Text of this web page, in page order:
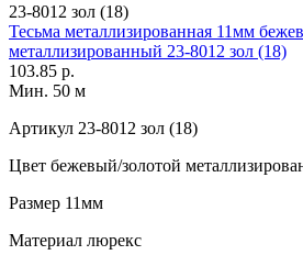
23-8012 зол (18)
Тесьма металлизированная 11мм
металлизированный 23-8012 зол (18)
103.85 р.
Мин. 50 м
Артикул 23-8012 зол (18)
Цвет бежевый/золотой
Размер 11мм
Материал люрекс